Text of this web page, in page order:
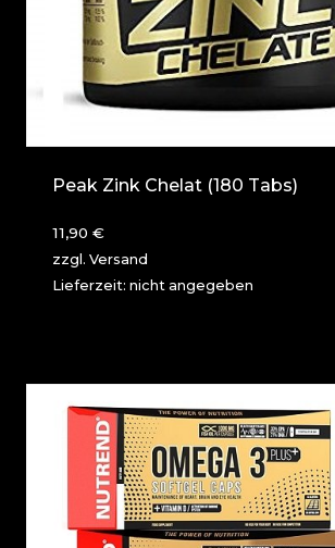
Peak Zink Chelat (180 Tabs)
11,90 €
zzgl. Versand
Lieferzeit: nicht angegeben